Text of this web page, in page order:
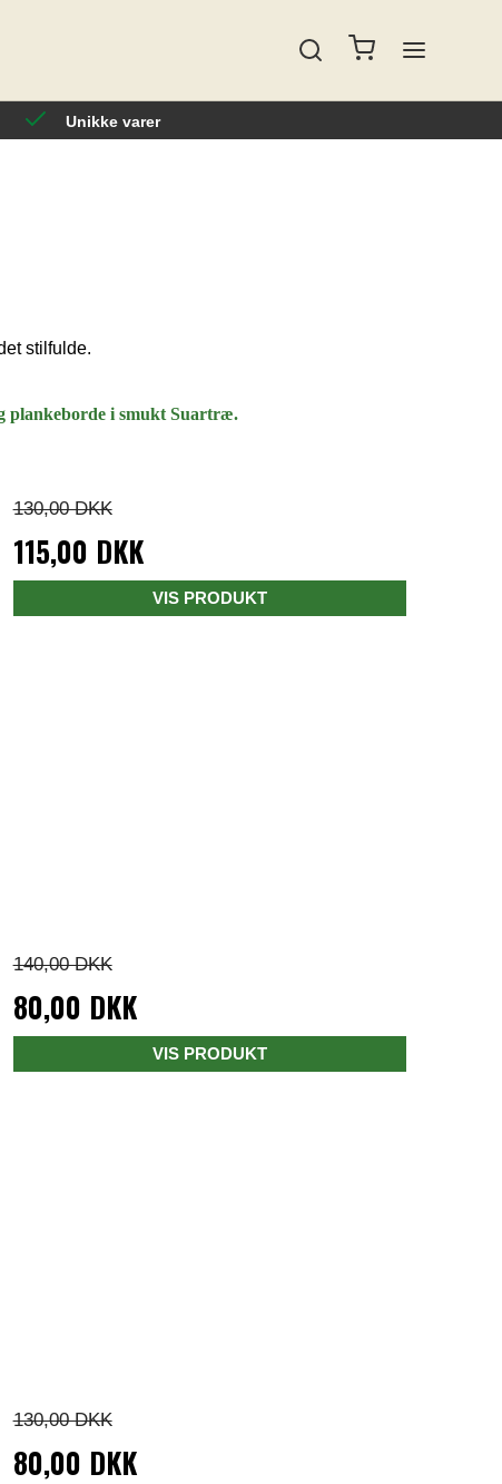
Unikke varer
stilfulde.
plankeborde i smukt Suartræ.
130,00 DKK
115,00 DKK
VIS PRODUKT
140,00 DKK
80,00 DKK
VIS PRODUKT
130,00 DKK
80,00 DKK